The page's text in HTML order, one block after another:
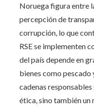
Noruega figura entre
percepción de
corrupción, lo que
RSE se implementen
del país depende en
bienes como pescado
cadenas
ética, sino también